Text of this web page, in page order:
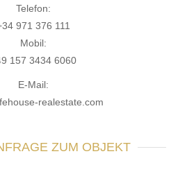
Telefon:
971 376 111
Mobil:
157 3434 6060
E-Mail:
realestate.com
ZUM OBJEKT